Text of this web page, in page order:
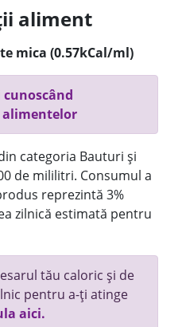
aliment
mica (0.57kCal/ml)
alimentelor
categoria Bauturi și
de mililitri. Consumul a
reprezintă 3%
zilnică estimată pentru
tău caloric și de
pentru a-ți atinge
aici.